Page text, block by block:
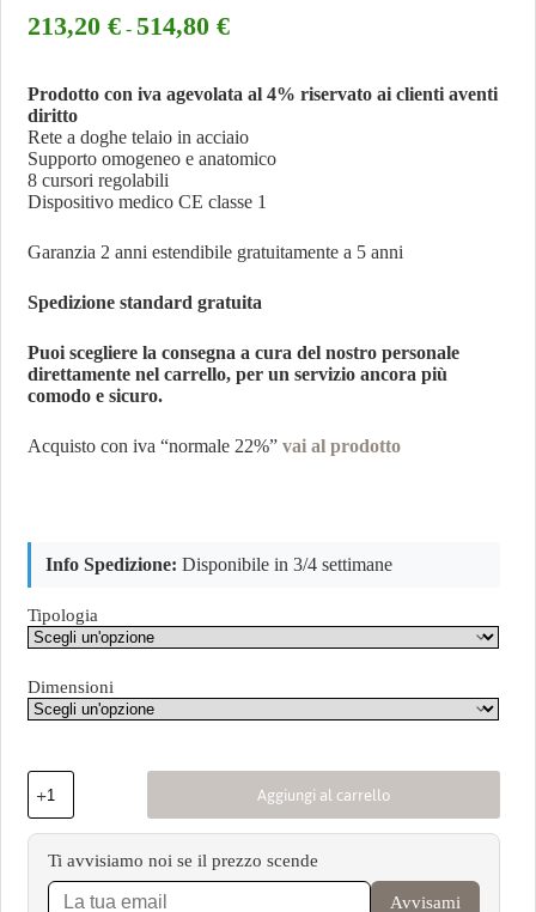
213,20€ - 514,80€
Prodotto con iva agevolata al 4% riservato ai clienti aventi
diritto
Rete a doghe telaio in acciaio
Supporto omogeneo e anatomico
8 cursori regolabili
Dispositivo medico CE classe 1
Garanzia 2 anni estendibile gratuitamente a 5 anni
Spedizione standard gratuita
Puoi scegliere la consegna a cura del nostro personale
direttamente nel carrello, per un servizio ancora più
comodo e sicuro.
Acquisto con iva “normale 22%”vai al prodotto
Info Spedizione: Disponibile in 3/4 settimane
Tipologia
Dimensioni
Aggiungi al carrello
Ti avvisiamo noi se il prezzo scende
Avvisami